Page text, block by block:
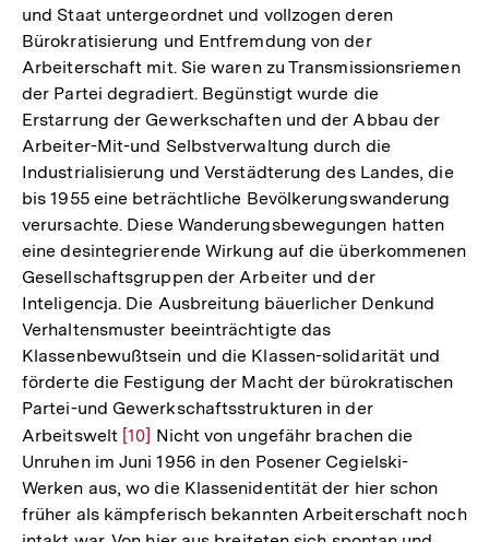
und Staat untergeordnet und vollzogen deren
Bürokratisierung und Entfremdung von der
Arbeiterschaft mit. Sie waren zu Transmissionsriemen
der Partei degradiert. Begünstigt wurde die
Erstarrung der Gewerkschaften und der Abbau der
Arbeiter-Mit-und Selbstverwaltung durch die
Industrialisierung und Verstädterung des Landes, die
bis 1955 eine beträchtliche Bevölkerungswanderung
verursachte. Diese Wanderungsbewegungen hatten
eine desintegrierende Wirkung auf die überkommenen
Gesellschaftsgruppen der Arbeiter und der
Inteligencja. Die Ausbreitung bäuerlicher Denkund
Verhaltensmuster beeinträchtigte das
Klassenbewußtsein und die Klassen-solidarität und
förderte die Festigung der Macht der bürokratischen
Partei-und Gewerkschaftsstrukturen in der
Arbeitswelt Zur
Auflösung
der
Fußnote
[10] Nicht von ungefähr brachen die
Unruhen im Juni 1956 in den Posener Cegielski-
Werken aus, wo die Klassenidentität der hier schon
früher als kämpferisch bekannten Arbeiterschaft noch